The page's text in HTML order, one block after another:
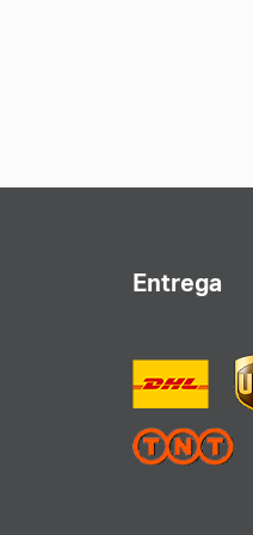
de los precios
Entrega